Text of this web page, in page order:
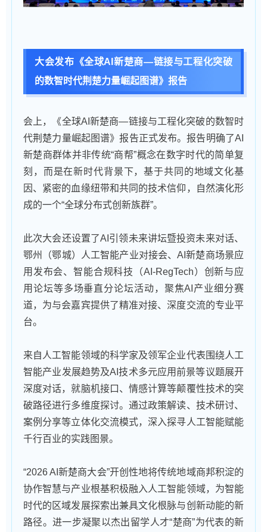
大会发布《全球AI新楚商—链接与工程化突破
的数智时代荆楚力量崛起图谱》报告
会上，《全球AI新楚商—链接与工程化突破的数智时
代荆楚力量崛起图谱》报告正式发布。报告明确了AI
新楚商群体并非传统“商帮”概念在数字时代的简单复
刻，而是在新时代背景下，基于共同的地域文化基
因、紧密的血缘纽带和共同的技术信仰，自然演化形
成的一个“全球分布式创新族群”。
此次大会还设置了AI引领未来讲坛暨投资未来对话、
鄂州（鄂城）人工智能产业对接会、AI新楚商场景应
用发布会、智能合规科技（AI-RegTech）创新与应
用论坛等多场垂直分论坛活动，聚焦AI产业细分赛
道，为与会嘉宾提供了精准对接、深度交流的专业平
台。
来自人工智能领域的科学家及领军企业代表围绕人工
智能产业发展趋势及AI技术多元应用前景等议题展开
深度对话，就脑机接口、情感计算等颠覆性技术的突
破路径进行多维度探讨。通过政策解读、技术研讨、
案例分享等立体化交流模式，深入探寻人工智能赋能
千行百业的实践图景。
“2026 AI新楚商大会”开创性地将传统地域商邦积淀的
协作智慧与产业根基积极融入人工智能领域，为智能
时代的区域发展探索出兼具文化根脉与创新动能的新
路径。进一步凝聚以杰出留学人才“楚商”为代表的新